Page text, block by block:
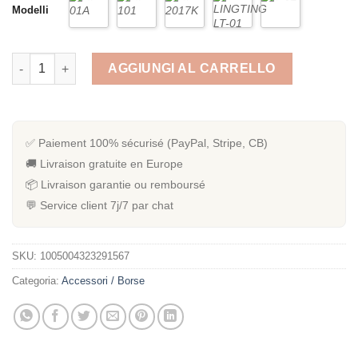
Modelli
Quantità Accordeur kalimba
AGGIUNGI AL CARRELLO
✅ Paiement 100% sécurisé (PayPal, Stripe, CB)
🚚 Livraison gratuite en Europe
📦 Livraison garantie ou remboursé
💬 Service client 7j/7 par chat
SKU: 1005004323291567
Categoria: Accessori / Borse